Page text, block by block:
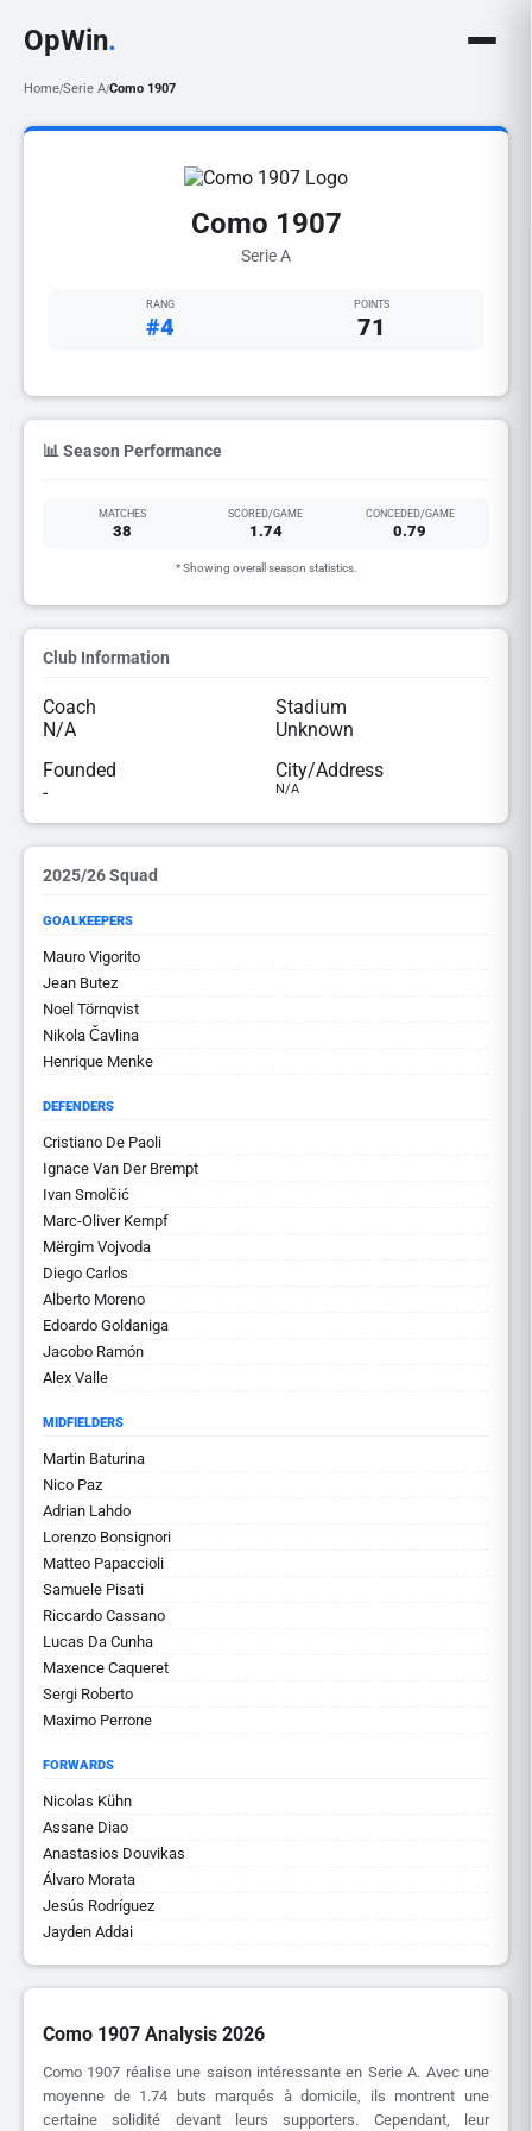
OpWin.
Home/Serie A/Como 1907
Como 1907
Serie A
RANG
#4
POINTS
71
📊 Season Performance
MATCHES
38
SCORED/GAME
1.74
CONCEDED/GAME
0.79
* Showing overall season statistics.
Club Information
Coach
N/A
Stadium
Unknown
Founded
-
City/Address
N/A
2025/26 Squad
GOALKEEPERS
Mauro Vigorito
Jean Butez
Noel Törnqvist
Nikola Čavlina
Henrique Menke
DEFENDERS
Cristiano De Paoli
Ignace Van Der Brempt
Ivan Smolčić
Marc-Oliver Kempf
Mërgim Vojvoda
Diego Carlos
Alberto Moreno
Edoardo Goldaniga
Jacobo Ramón
Alex Valle
MIDFIELDERS
Martin Baturina
Nico Paz
Adrian Lahdo
Lorenzo Bonsignori
Matteo Papaccioli
Samuele Pisati
Riccardo Cassano
Lucas Da Cunha
Maxence Caqueret
Sergi Roberto
Maximo Perrone
FORWARDS
Nicolas Kühn
Assane Diao
Anastasios Douvikas
Álvaro Morata
Jesús Rodríguez
Jayden Addai
Como 1907 Analysis 2026
Como 1907 réalise une saison intéressante en Serie A. Avec une
moyenne de 1.74 buts marqués à domicile, ils montrent une
certaine solidité devant leurs supporters. Cependant, leur